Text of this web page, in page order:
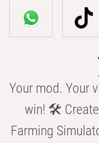
Your mod. Your
win! 🛠️
Farming